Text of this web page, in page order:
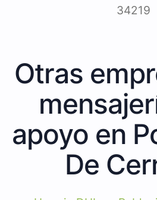
34219
Otras
apoyo en
De